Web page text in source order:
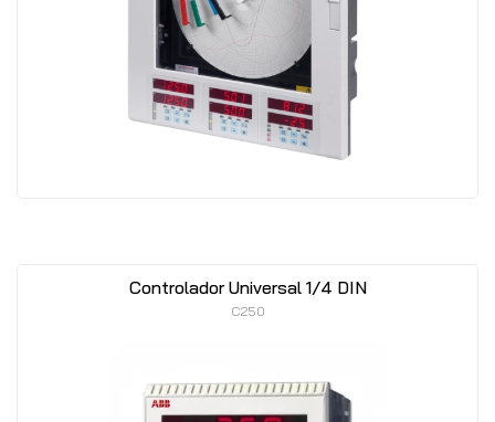
Controlador Universal 1/4 DIN
C250